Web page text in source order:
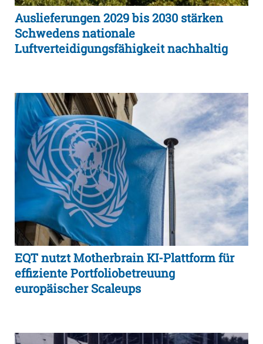
Auslieferungen 2029 bis 2030 stärken
Schwedens nationale
Luftverteidigungsfähigkeit nachhaltig
EQT nutzt Motherbrain KI-Plattform für
effiziente Portfoliobetreuung
europäischer Scaleups